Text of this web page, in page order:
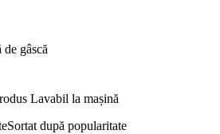
gâscă
Lavabil la mașină
Sortat după popularitate